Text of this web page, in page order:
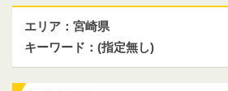
エリア：宮崎県
キーワード：(指定無し)